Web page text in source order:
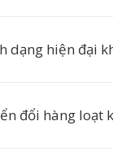
dạng hiện đại
đổi hàng loạt